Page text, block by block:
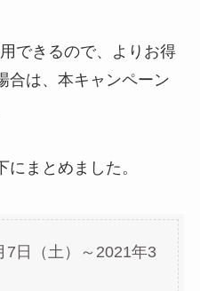
できるので、よりお得
合は、本キャンペーン
まとめました。
7日（土）～2021年3